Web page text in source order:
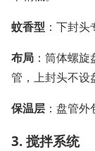
蚊香型 ：下封
布局 ：筒体螺
管，上封头不设
保温层 ：盘管
3. 搅拌系统